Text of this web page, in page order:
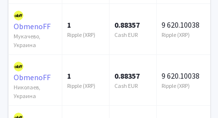
ObmenoFF
Мукачево,
Украина
1
Ripple (XRP)
0.88357
Cash EUR
9 620.10038
Ripple (XRP)
ObmenoFF
Николаев,
Украина
1
Ripple (XRP)
0.88357
Cash EUR
9 620.10038
Ripple (XRP)